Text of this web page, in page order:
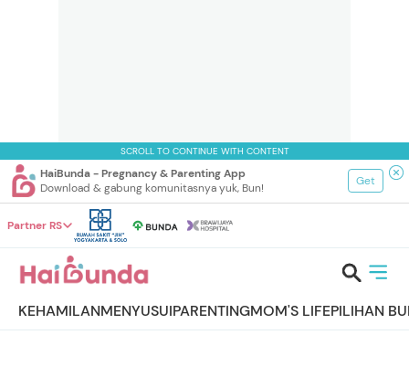
SCROLL TO CONTINUE WITH CONTENT
HaiBunda - Pregnancy & Parenting App
Download & gabung komunitasnya yuk, Bun!
Get
Partner RS
KEHAMILANMENYUSUIPARENTINGMOM'S LIFEPILIHAN